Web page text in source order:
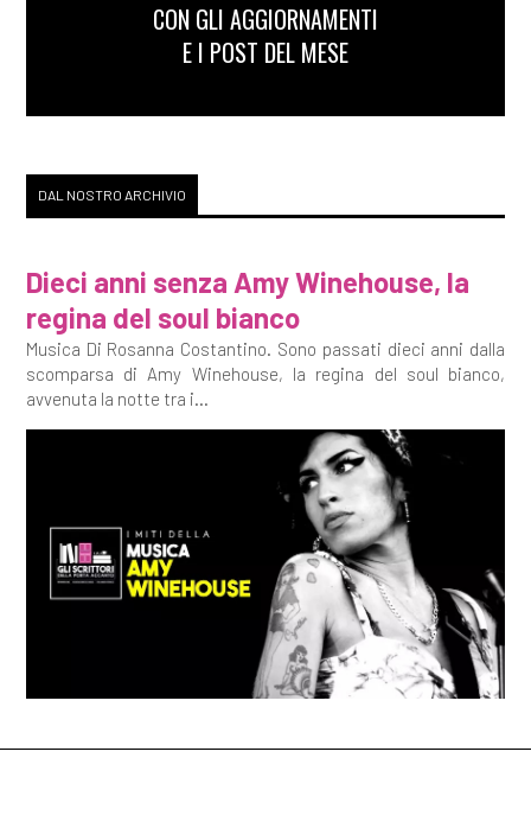
CON GLI AGGIORNAMENTI
E I POST DEL MESE
DAL NOSTRO ARCHIVIO
Dieci anni senza Amy Winehouse, la
regina del soul bianco
Musica Di Rosanna Costantino. Sono passati dieci anni dalla
scomparsa di Amy Winehouse, la regina del soul bianco,
avvenuta la notte tra i...